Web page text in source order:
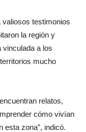
testimonios
la región y
vinculada a los
mucho
relatos,
cómo vivían
esta zona”, indicó.